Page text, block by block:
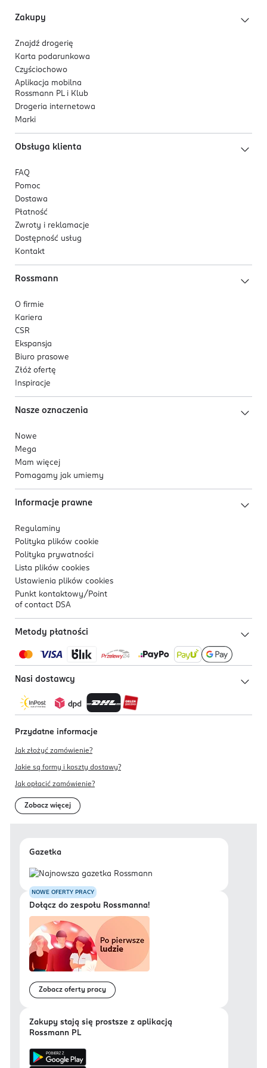
produkt wegański.
Składniki aktywne
ekstrakt z aloesu,
alantoina,
wyciąg z rumianku,
wyciąg z oczaru wirginijskiego.
*Tkanina testowana zgodnie z normami DIN EN ISO
13432 i DIN EN ISO 14851.
Zakupy
Znajdź drogerię
Karta podarunkowa
Czyściochowo
Aplikacja mobilna
Rossmann PL i Klub
Drogeria internetowa
Marki
Obsługa klienta
FAQ
Pomoc
Dostawa
Płatność
Zwroty i reklamacje
Dostępność usług
Kontakt
Rossmann
O firmie
Kariera
CSR
Ekspansja
Biuro prasowe
Złóż ofertę
Inspiracje
Nasze oznaczenia
Nowe
Mega
Mam więcej
Pomagamy jak umiemy
Informacje prawne
Regulaminy
Polityka plików cookie
Polityka prywatności
Lista plików cookies
Ustawienia plików cookies
Punkt kontaktowy/ Point
of contact DSA
Metody płatności
Nasi dostawcy
Przydatne informacje
Jak złożyć zamówienie?
Jakie są formy i koszty dostawy?
Jak opłacić zamówienie?
Zobacz więcej
Gazetka
NOWE OFERTY PRACY
Dołącz do zespołu Rossmanna!
Zobacz oferty pracy
Zakupy stają się prostsze z aplikacją
Rossmann PL